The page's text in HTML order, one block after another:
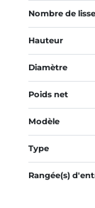
Nombre de
Hauteur
Diamètre
Poids net
Modèle
Type
Rangée(s)